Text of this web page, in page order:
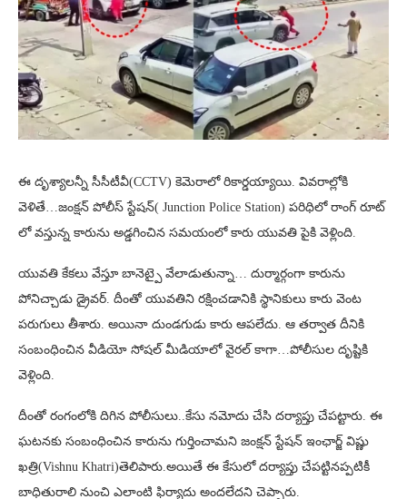
ఈ దృశ్యాలన్నీ సీసీటీవీ(CCTV) కెమెరాలో రికార్డయ్యాయి. వివరాల్లోకి
వెళితే…జంక్షన్ పోలీస్ స్టేషన్( Junction Police Station) పరిధిలో రాంగ్ రూట్
లో వస్తున్న కారును అడ్డగించిన సమయంలో కారు యువతి పైకి వెళ్లింది.
యువతి కేకలు వేస్తూ బానెట్పై వేలాడుతున్నా… దుర్మార్గంగా కారును
పోనిచ్చాడు డ్రైవర్. దీంతో యువతిని రక్షించడానికి స్థానికులు కారు వెంట
పరుగులు తీశారు. అయినా దుండగుడు కారు ఆపలేదు. ఆ తర్వాత దీనికి
సంబంధించిన వీడియో సోషల్ మీడియాలో వైరల్ కాగా…పోలీసుల దృష్టికి
వెళ్లింది.
దీంతో రంగంలోకి దిగిన పోలీసులు..కేసు నమోదు చేసి దర్యాప్తు చేపట్టారు. ఈ
ఘటనకు సంబంధించిన కారును గుర్తించామని జంక్షన్ స్టేషన్ ఇంఛార్జ్ విష్ణు
ఖత్రి(Vishnu Khatri)తెలిపారు.అయితే ఈ కేసులో దర్యాప్తు చేపట్టినప్పటికీ
బాధితురాలి నుంచి ఎలాంటి ఫిర్యాదు అందలేదని చెప్పారు.